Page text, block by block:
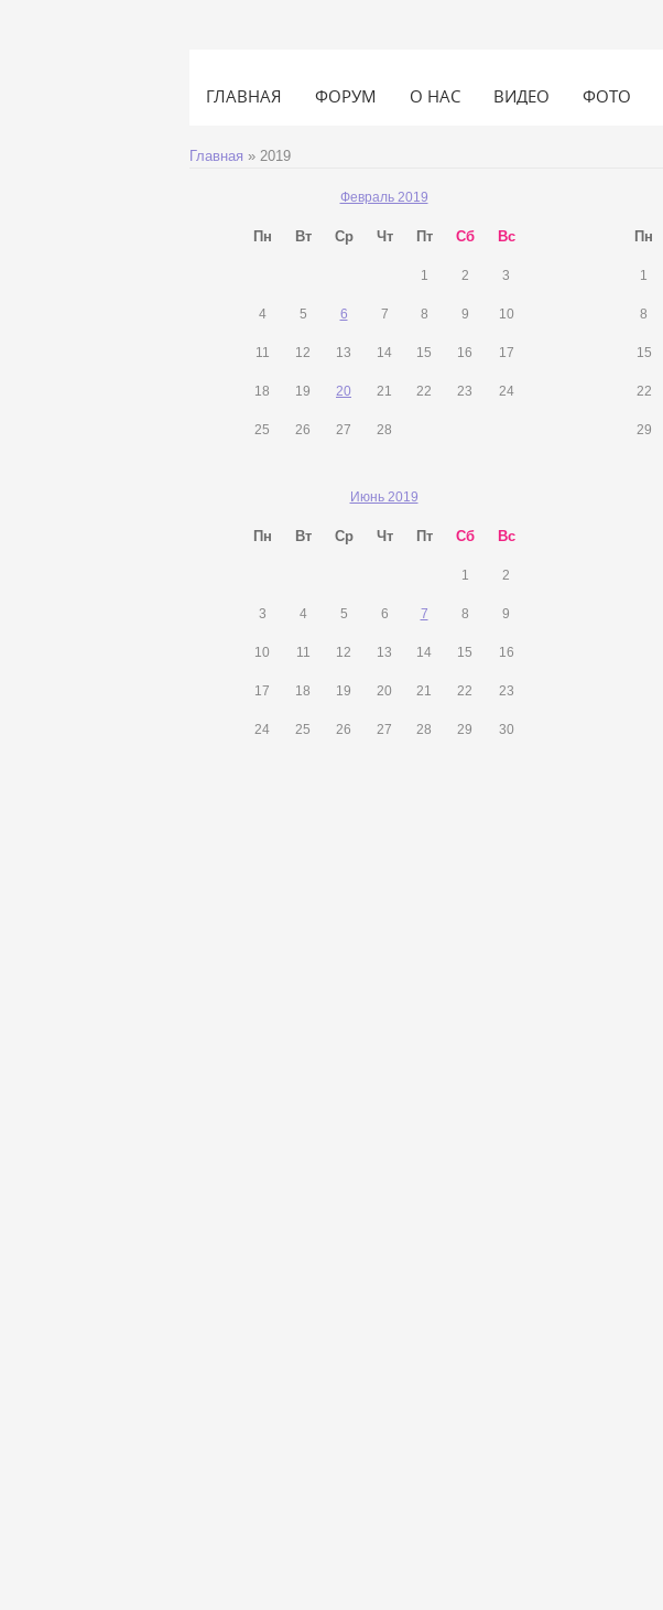
ГЛАВНАЯ ФОРУМ О НАС ВИДЕО ФОТО
Главная » 2019
Февраль 2019
Пн Вт Ср Чт Пт Сб Вс
1 2 3
4 5 6 7 8 9 10
11 12 13 14 15 16 17
18 19 20 21 22 23 24
25 26 27 28
Пн
1
8
15
22
29
Июнь 2019
Пн Вт Ср Чт Пт Сб Вс
1 2
3 4 5 6 7 8 9
10 11 12 13 14 15 16
17 18 19 20 21 22 23
24 25 26 27 28 29 30